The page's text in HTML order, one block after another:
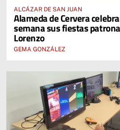
ALCÁZAR DE SAN JUAN
Alameda de Cervera
semana sus fiestas
Lorenzo
GEMA GONZÁLEZ